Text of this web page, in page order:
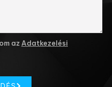
az Adatkezelési